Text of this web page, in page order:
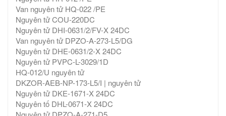
Van nguyên tử HQ-022 /PE
Nguyên tử COU-220DC
Nguyên tử DHI-0631/2/FV-X 24DC
Van nguyên tử DPZO-A-273-L5/DG
Nguyên tử DHE-0631/2-X 24DC
Nguyên tử PVPC-L-3029/1D
HQ-012/U nguyên tử
DKZOR-AEB-NP-173-L5/I | nguyên tử
Nguyên tử DKE-1671-X 24DC
Nguyên tố DHL-0671-X 24DC